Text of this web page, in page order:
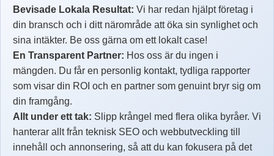
Bevisade Lokala Resultat: Vi har redan hjälpt företag i
din bransch och i ditt närområde att öka sin synlighet och
sina intäkter. Be oss gärna om ett lokalt case!
En Transparent Partner: Hos oss är du ingen i
mängden. Du får en personlig kontakt, tydliga rapporter
som visar din ROI och en partner som genuint bryr sig om
din framgång.
Allt under ett tak: Slipp krångel med flera olika byråer. Vi
hanterar allt från teknisk SEO och webbutveckling till
innehåll och annonsering, så att du kan fokusera på det